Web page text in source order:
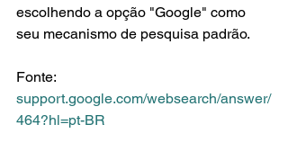
escolhendo a opção "Google" como
seu mecanismo de pesquisa padrão.
Fonte:
support.google.com/websearch/answer/
464?hl=pt-BR